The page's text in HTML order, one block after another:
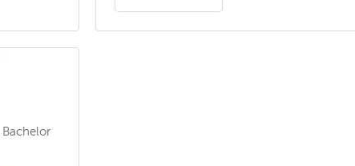
over
Reza